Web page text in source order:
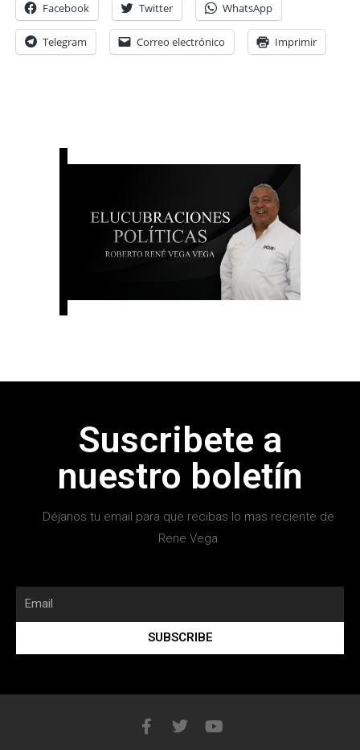
Facebook Twitter WhatsApp
Telegram Correo electrónico Imprimir
Suscribete a
nuestro boletín
Déjanos tu email para que recibas lo mas reciente de
Rene Vega
SUBSCRIBE